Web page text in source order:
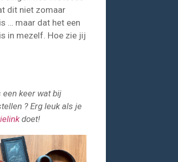
dit niet zomaar
… maar dat het een
in mezelf. Hoe zie jij
keer wat bij
? Erg leuk als je
doet!